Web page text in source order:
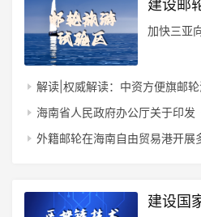
建设邮
加快三亚
解读|权威解读：中资方便旗邮
海南省人民政府办公厅关于印
外籍邮轮在海南自由贸易港开展
建设国